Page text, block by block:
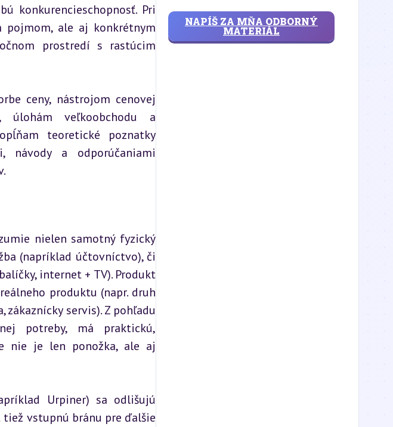
konkurencieschopnosť. Pri
ale aj konkrétnym
prostredí s rastúcim
ceny, nástrojom cenovej
úlohám veľkoobchodu a
teoretické poznatky
návody a odporúčaniami
nielen samotný fyzický
(napríklad účtovníctvo), či
internet + TV). Produkt
produktu (napr. druh
zákaznícky servis). Z pohľadu
potreby, má praktickú,
nie je len ponožka, ale aj
Urpiner) sa odlišujú
vstupnú bránu pre ďalšie
NAPÍŠ ZA MŇA ODBORNÝ
MATERIÁL